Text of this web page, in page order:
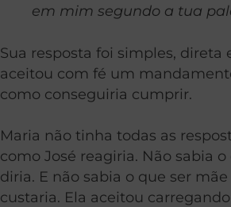
em mim segundo a tua
Sua resposta foi simples, direta
aceitou com fé um
como conseguiria cumprir.
Maria não tinha todas as
como José reagiria. Não sabia
diria. E não sabia o que ser mãe
custaria. Ela aceitou